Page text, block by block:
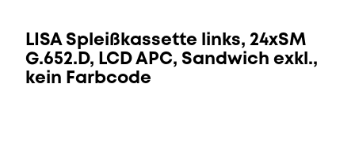
LISA Spleißkassette links, 24xSM
G.652.D, LCD APC, Sandwich exkl.,
kein Farbcode